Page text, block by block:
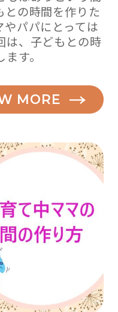
との時間を作りた
やパパにとっては
は、子どもとの時
す。
MORE